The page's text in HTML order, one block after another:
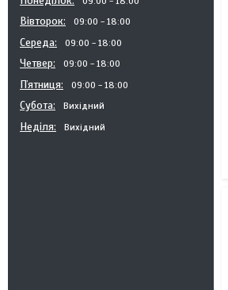
Вівторок 09:00 18:00
Середа 09:00 18:00
Четвер 09:00 18:00
Пʼятниця 09:00 18:00
Субота Вихідний
Неділя Вихідний